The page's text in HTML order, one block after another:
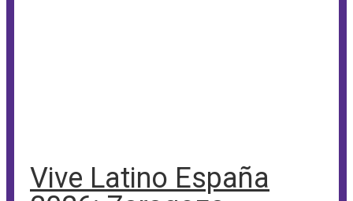
Vive Latino España